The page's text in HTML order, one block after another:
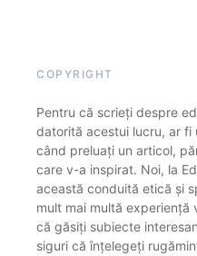
COPYRIGHT
Pentru că scrieți despre
datorită acestui lucru, ar
când preluați un articol,
care v-a inspirat. Noi, la
această conduită etică și
mult mai multă experiență
că găsiți subiecte
siguri că înțelegeți